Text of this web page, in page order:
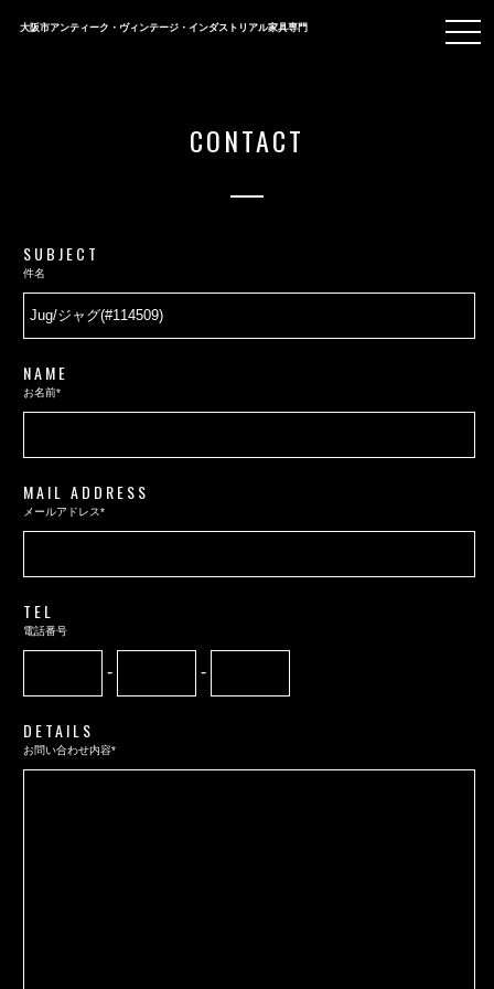
大阪市アンティーク・ヴィンテージ・インダストリアル家具専門
CONTACT
SUBJECT
件名
NAME
お名前*
MAIL ADDRESS
メールアドレス*
TEL
電話番号
- -
DETAILS
お問い合わせ内容*